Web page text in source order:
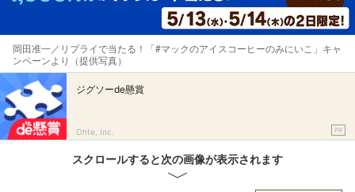
岡田准一／リプライで当たる！「#マックのアイスコーヒーのみにいこ」キャ
ンペーンより（提供写真）
ジグソーde懸賞
Ohte, Inc. PR
スクロールすると次の画像が表示されます